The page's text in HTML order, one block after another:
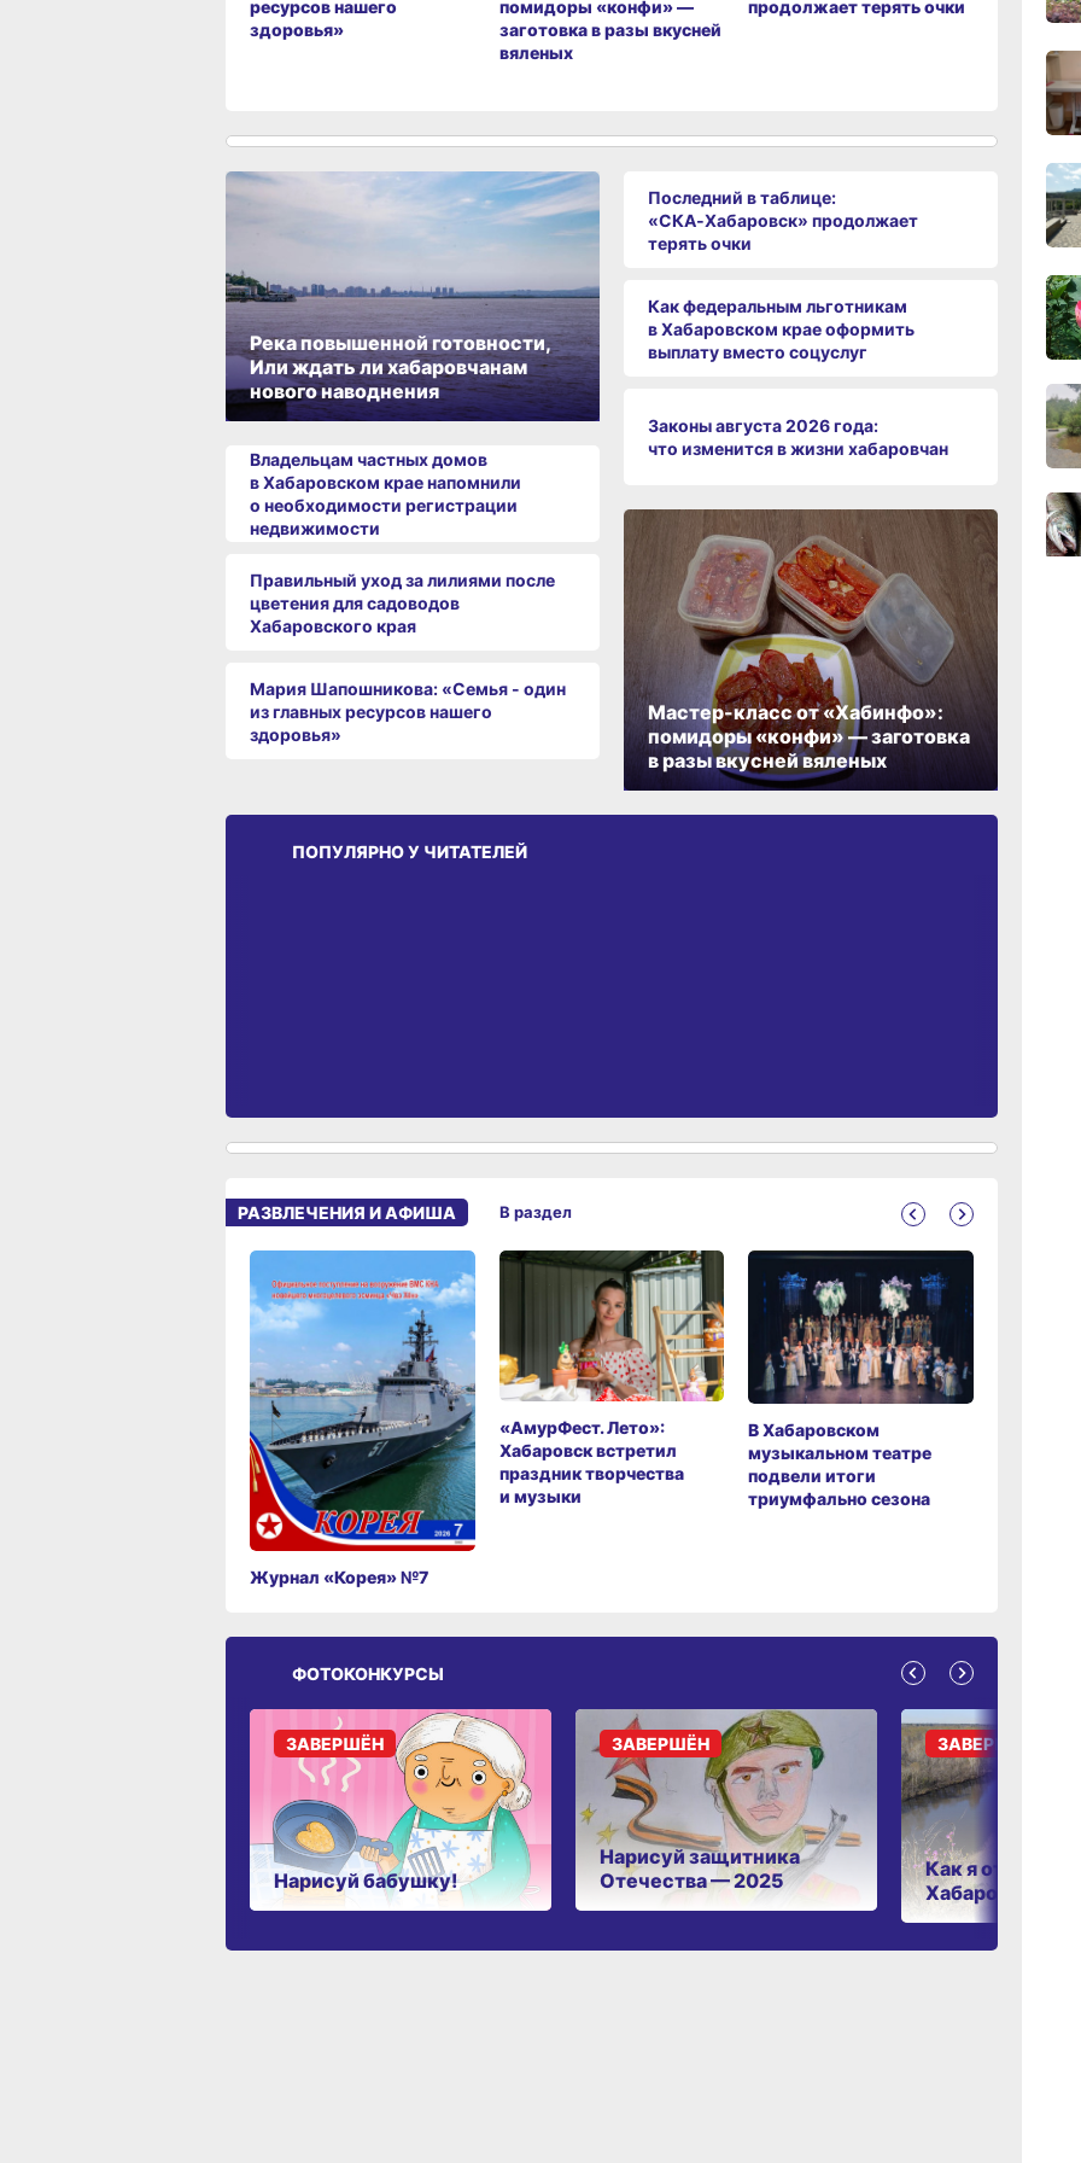
ресурсов нашего
здоровья»
помидоры «конфи» —
заготовка в разы вкусней
вяленых
продолжает терять очки
ли
Река повышенной готовности,
Или ждать ли хабаровчанам
нового наводнения
Владельцам частных домов
в Хабаровском крае напомнили
о необходимости регистрации
недвижимости
Правильный уход за лилиями после
цветения для садоводов
Хабаровского края
Мария Шапошникова: «Семья - один
из главных ресурсов нашего
здоровья»
Последний в таблице:
«СКА‑Хабаровск» продолжает
терять очки
Как федеральным льготникам
в Хабаровском крае оформить
выплату вместо соцуслуг
Законы августа 2026 года:
что изменится в жизни хабаровчан
Мастер-класс от «Хабинфо»:
помидоры «конфи» — заготовка
в разы вкусней вяленых
ПОПУЛЯРНО У ЧИТАТЕЛЕЙ
РАЗВЛЕЧЕНИЯ И АФИША
Журнал «Корея» №7
«АмурФест. Лето»:
Хабаровск встретил
праздник творчества
и музыки
В Хабаровском
музыкальном театре
подвели итоги
триумфально сезона
В раздел
ФОТОКОНКУРСЫ
Нарисуй бабушку!
ЗАВЕРШЁН
Нарисуй защитника
Отечества — 2025
ЗАВЕРШЁН
Как я отдыхаю в
Хабаровском
ЗАВЕРШЁН